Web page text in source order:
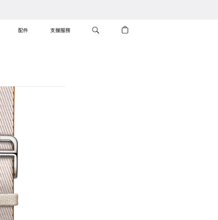
配件 支援服務